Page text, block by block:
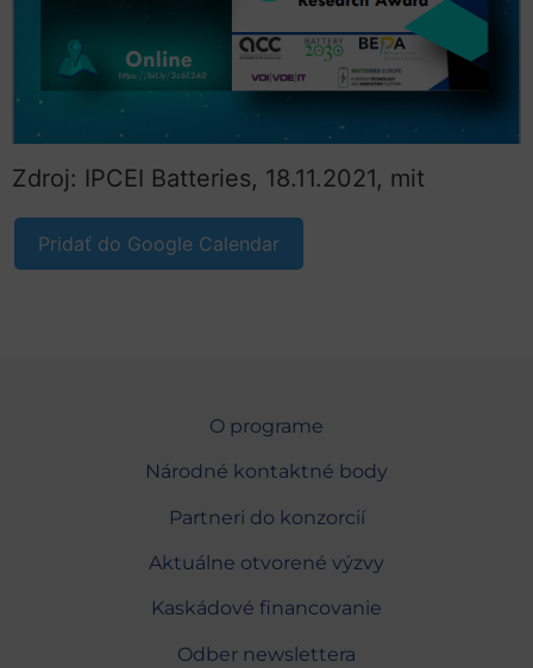
Zdroj: IPCEI Batteries, 18.11.2021, mit
Pridať do Google Calendar
O programe
Národné kontaktné body
Partneri do konzorcií
Aktuálne otvorené výzvy
Kaskádové financovanie
Odber newslettera